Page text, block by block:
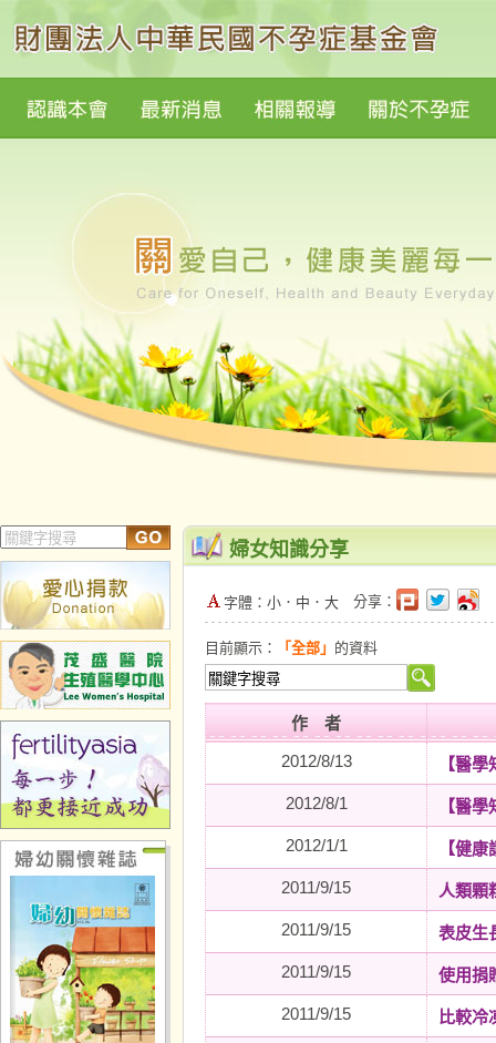
婦女知識分享
字體： 小 ． 中 ． 大 分享：
目前顯示： 「全部」 的資料
作 者
2012/8/13
【醫
2012/8/1 【醫
2012/1/1 【健
2011/9/15 人類顆
2011/9/15 表皮生
2011/9/15 使用捐
2011/9/15 比較冷